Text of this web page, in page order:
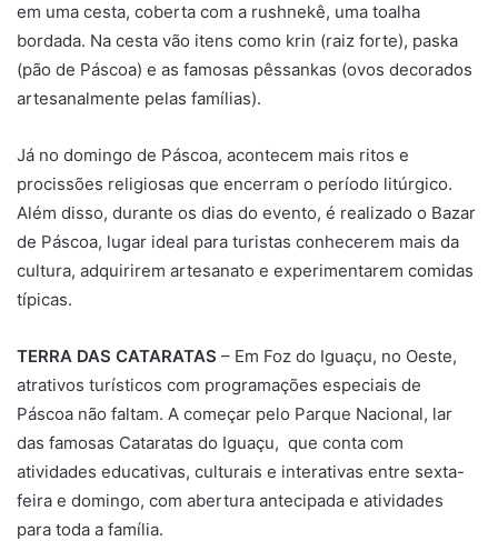
em uma cesta, coberta com a rushnekê, uma toalha
bordada. Na cesta vão itens como krin (raiz forte), paska
(pão de Páscoa) e as famosas pêssankas (ovos decorados
artesanalmente pelas famílias).
Já no domingo de Páscoa, acontecem mais ritos e
procissões religiosas que encerram o período litúrgico.
Além disso, durante os dias do evento, é realizado o Bazar
de Páscoa, lugar ideal para turistas conhecerem mais da
cultura, adquirirem artesanato e experimentarem comidas
típicas.
TERRA DAS CATARATAS – Em Foz do Iguaçu, no Oeste,
atrativos turísticos com programações especiais de
Páscoa não faltam. A começar pelo Parque Nacional, lar
das famosas Cataratas do Iguaçu, que conta com
atividades educativas, culturais e interativas entre sexta-
feira e domingo, com abertura antecipada e atividades
para toda a família.